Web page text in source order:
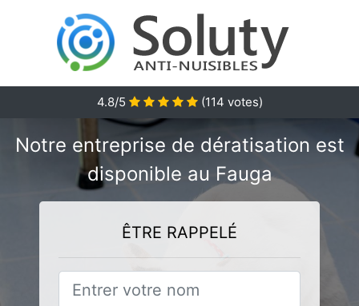
4.8/5 (114 votes)
Notre entreprise de dératisation est
disponible au Fauga
ÊTRE RAPPELÉ